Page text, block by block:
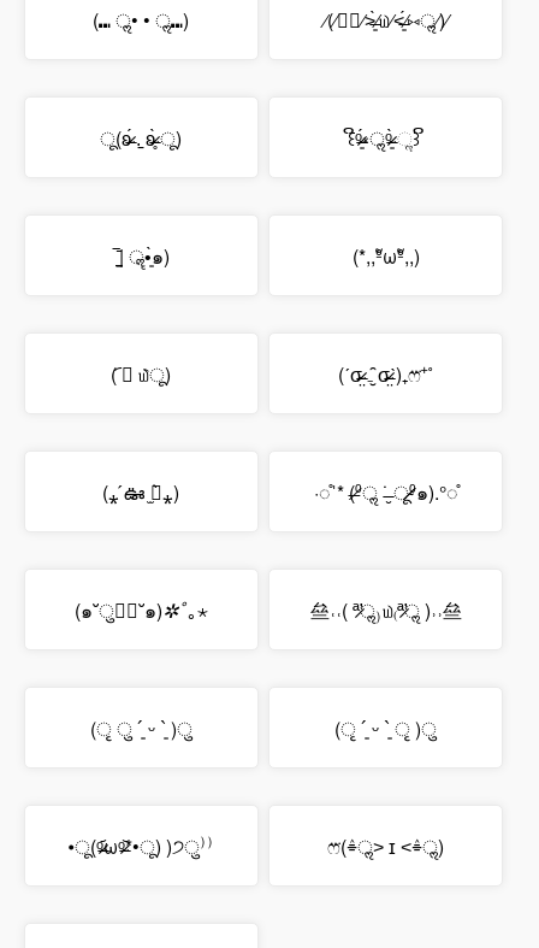
(⑉ ॢ• • ॢ⑉) ⁄(⁄⑅ॢ⁄˃̶͈̀⁄௰⁄˂̶͈́⁄⑅ॢ⁄)⁄
ू(ʚ̴̶̷́ .̠ ʚ̴̶̷̥̀ ू) ꒰ີᵒ̴̶̷͈́༝ॢᵒ̴̶̷͈̀ ૢ꒱ ິ
‾̠̠̠̠̠̠̠̄| ॣ•͈̀๑) (*,,ºัωºั,,)
( ︠ु ௰︡ू) (ˊσ̴̶̷̤ ₋̮̑ σ̴̶̷̤ˋ)₊ෆ⃛⁺˚
(⁎ ́ఊ ̫ఊ̀⁎) ·◌̊ˈ* (⁰̶̶̷ॢ ˙̶̮ ू⁰̴̷̷๑).°◌̊
(๑˘ु⑅ू˘๑)✲ﾟ｡⋆ 亝˓˓( ª̷̛ॢ₎௰₍ª̷̛ॢ )˒˒亝
(ृ ु ´͈ ᵕ `͈ )ु (ृ ´͈ ᵕ `͈ ृ )ु
•ू(ᵒ̴̶̷᷄ωᵒ̴̶̷᷅*•ू) )੭ु⁾⁾ ෆ⃛(ٛ⌯ॢ˃ ɪ ˂ٛ⌯ॢ)